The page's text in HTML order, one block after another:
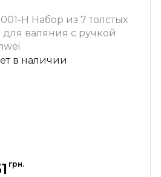
H Набор из 7 толстых
для валяния с ручкой
в наличии
грн.